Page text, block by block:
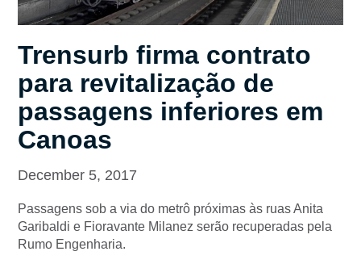
Trensurb firma contrato
para revitalização de
passagens inferiores em
Canoas
December 5, 2017
Passagens sob a via do metrô próximas às ruas Anita
Garibaldi e Fioravante Milanez serão recuperadas pela
Rumo Engenharia.